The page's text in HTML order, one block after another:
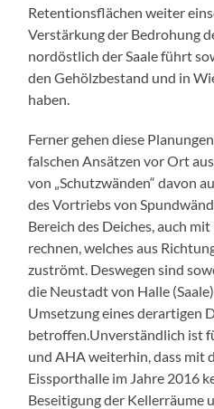
Retentionsflächen weiter
Verstärkung der Bedrohung
nordöstlich der Saale führt
den Gehölzbestand und in
haben.
Ferner gehen diese
falschen Ansätzen vor Ort
von „Schutzwänden“ davon
des Vortriebs von
Bereich des Deiches, auch
rechnen, welches aus
zuströmt. Deswegen sind
die Neustadt von Halle
Umsetzung eines derartigen
betroffen.Unverständlich ist
und AHA weiterhin, dass mit
Eissporthalle im Jahre 2016
Beseitigung der Kellerräume